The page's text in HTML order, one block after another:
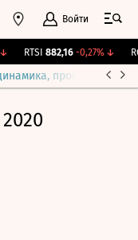
Войти
RTSI 882,16 -0,27%↓
прогнозы